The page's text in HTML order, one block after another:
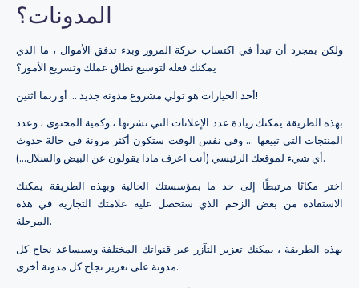
المدونات؟
ولكن بمجرد أن تبدأ في اكتساب حركة المرور وبدء تدفق الأموال ، ما الذي
يمكنك فعله لتوسيع نطاق عملك وتسريع الأمور؟
أحد الخيارات هو تولي مشروع مدونة جديد ... أو ربما اثنين!
بهذه الطريقة يمكنك زيادة عدد الإعلانات التي نشرتها ، وكمية المحتوى ، وعدد
المنتجات التي تبيعها ... وفي نفس الوقت ستكون أكثر مرونة في حالة حدوث
أي شيء لموقعك الرئيسي (أنت اعرف ماذا يقولون عن البيض والسلال…).
اختر مكانًا مرتبطًا إلى حد ما بمؤسستك الحالية وبهذه الطريقة يمكنك
الاستفادة من بعض الزخم الذي ستحصل عليه علامتك التجارية في هذه
المرحلة.
بهذه الطريقة ، يمكنك تعزيز التآزر عبر قنواتك المختلفة وسيساعد نجاح كل
مدونة على تعزيز نجاح كل مدونة أخرى.